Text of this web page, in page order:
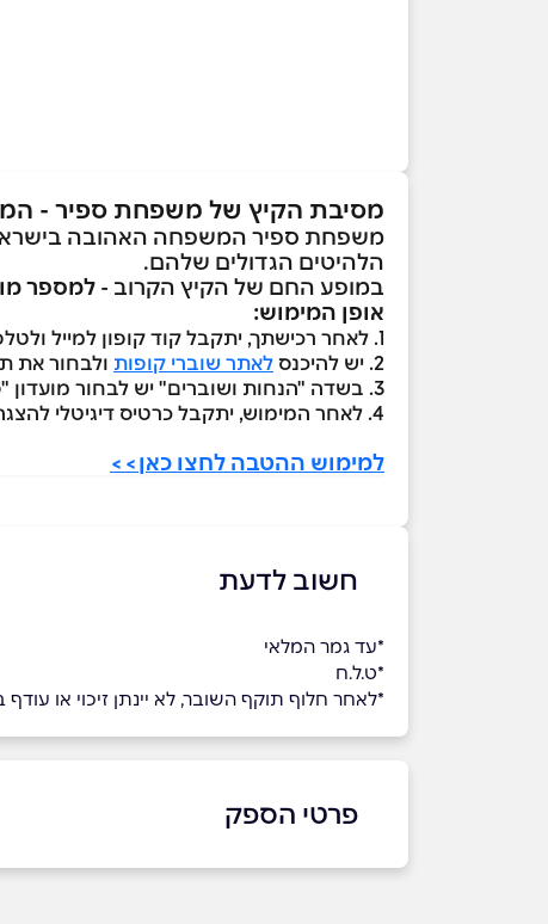
מסיבת הקיץ של משפחת ספיר -
משפחת ספיר המשפחה האהובה
הלהיטים הגדולים שלהם.
במופע החם של הקיץ הקרוב - למספר
אופן המימוש:
1. לאחר רכישתך, יתקבל קוד קופון למייל ולטלפון הנייד
2. יש להיכנס
לאתר שוברי קופות ולבחור את
3. בשדה "הנחות ושוברים" יש לבחור מועדון "סטייל" ולהזין את קוד הקופון שהתקבל
4. לאחר המימוש, יתקבל כרטיס דיגיטלי להצגה
למימוש ההטבה לחצו כאן>>
חשוב לדעת
*עד גמר המלאי
*ט.ל.ח
*לאחר חלוף תוקף השובר, לא יינתן זיכוי או
פרטי הספק